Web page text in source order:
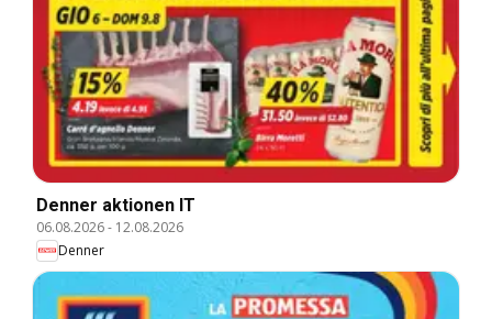
Denner aktionen IT
06.08.2026- 12.08.2026
Denner